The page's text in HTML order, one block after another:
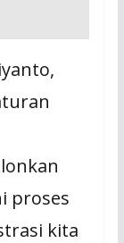
proses
kita